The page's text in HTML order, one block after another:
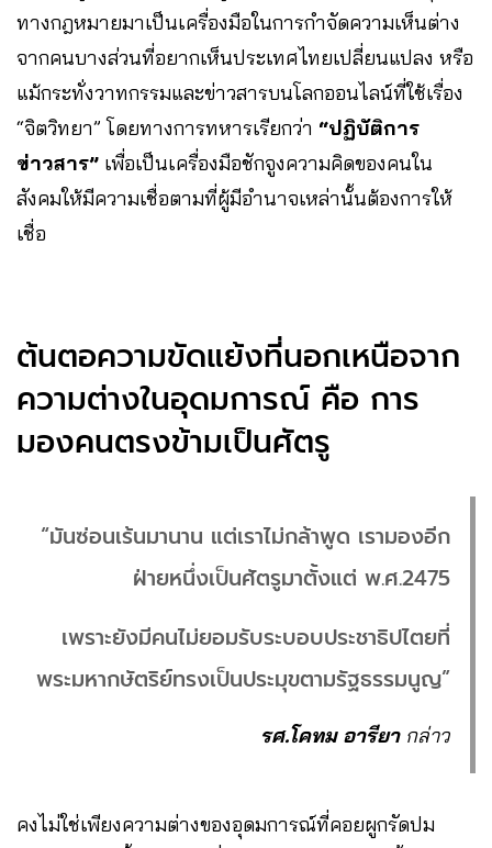
ทางกฎหมายมาเป็นเครื่องมือในการกำจัดความเห็นต่าง
จากคนบางส่วนที่อยากเห็นประเทศไทยเปลี่ยนแปลง หรือ
แม้กระทั่งวาทกรรมและข่าวสารบนโลกออนไลน์ที่ใช้เรื่อง
“จิตวิทยา” โดยทางการทหารเรียกว่า “ปฏิบัติการ
ข่าวสาร” เพื่อเป็นเครื่องมือชักจูงความคิดของคนใน
สังคมให้มีความเชื่อตามที่ผู้มีอำนาจเหล่านั้นต้องการให้
เชื่อ
ต้นตอความขัดแย้งที่นอกเหนือจาก
ความต่างในอุดมการณ์ คือ การ
มองคนตรงข้ามเป็นศัตรู
“มันซ่อนเร้นมานาน แต่เราไม่กล้าพูด เรามองอีก
ฝ่ายหนึ่งเป็นศัตรูมาตั้งแต่ พ.ศ.2475
เพราะยังมีคนไม่ยอมรับระบอบประชาธิปไตยที่
พระมหากษัตริย์ทรงเป็นประมุขตามรัฐธรรมนูญ”
รศ.โคทม อารียากล่าว
คงไม่ใช่เพียงความต่างของอุดมการณ์ที่คอยผูกรัดปม